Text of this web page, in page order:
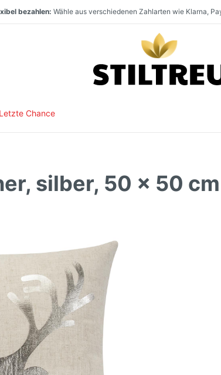
bezahlen: Wähle aus verschiedenen Zahlarten wie Klarna,
Paket- und Speditionsversand innerhalb
Staketenzaun Vollsortiment und stets hohe
SSL-verschlüsselt und DSGVO-konform online
Letzte Chance
silber, 50 x 50 cm